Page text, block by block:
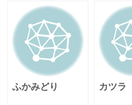
ふかみどり カツラ